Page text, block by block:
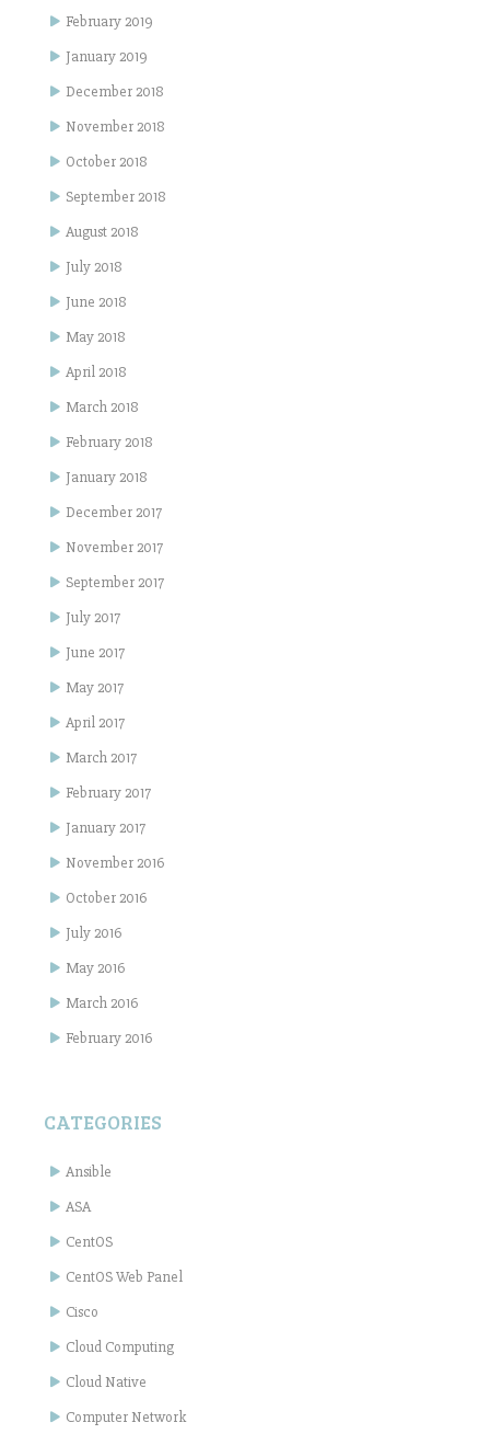
February 2019
January 2019
December 2018
November 2018
October 2018
September 2018
August 2018
July 2018
June 2018
May 2018
April 2018
March 2018
February 2018
January 2018
December 2017
November 2017
September 2017
July 2017
June 2017
May 2017
April 2017
March 2017
February 2017
January 2017
November 2016
October 2016
July 2016
May 2016
March 2016
February 2016
CATEGORIES
Ansible
ASA
CentOS
CentOS Web Panel
Cisco
Cloud Computing
Cloud Native
Computer Network